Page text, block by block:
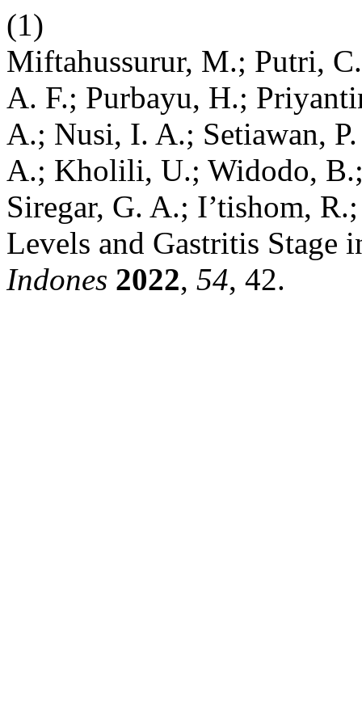
(1)
Miftahussurur, M.; Putri,
A. F.; Purbayu, H.;
A.; Nusi, I. A.; Setiawan,
A.; Kholili, U.; Widodo,
Siregar, G. A.; I’tishom,
Levels and Gastritis Stage
Indones 2022, 54, 42.